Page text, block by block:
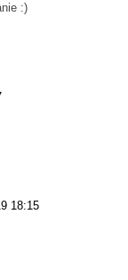
:)
18:15